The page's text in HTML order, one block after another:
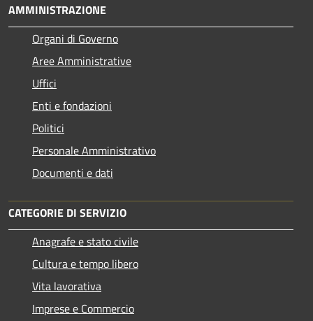
AMMINISTRAZIONE
Organi di Governo
Aree Amministrative
Uffici
Enti e fondazioni
Politici
Personale Amministrativo
Documenti e dati
CATEGORIE DI SERVIZIO
Anagrafe e stato civile
Cultura e tempo libero
Vita lavorativa
Imprese e Commercio